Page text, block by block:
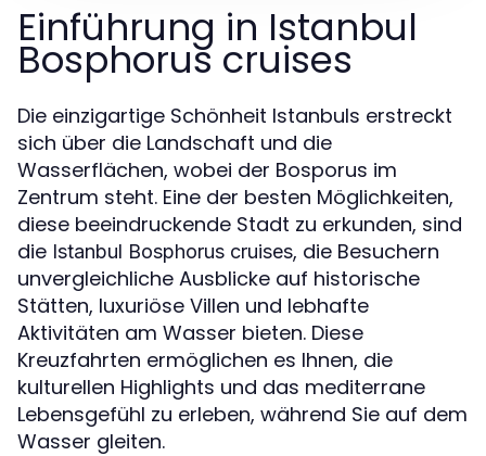
Einführung in Istanbul
Bosphorus cruises
Die einzigartige Schönheit Istanbuls erstreckt
sich über die Landschaft und die
Wasserflächen, wobei der Bosporus im
Zentrum steht. Eine der besten Möglichkeiten,
diese beeindruckende Stadt zu erkunden, sind
die Istanbul Bosphorus cruises, die Besuchern
unvergleichliche Ausblicke auf historische
Stätten, luxuriöse Villen und lebhafte
Aktivitäten am Wasser bieten. Diese
Kreuzfahrten ermöglichen es Ihnen, die
kulturellen Highlights und das mediterrane
Lebensgefühl zu erleben, während Sie auf dem
Wasser gleiten.